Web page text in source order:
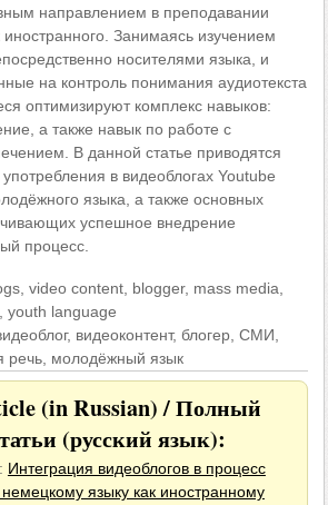
направлением в преподавании
иностранного. Занимаясь изучением
носителями языка, и
на контроль понимания аудиотекста
оптимизируют комплекс навыков:
а также навык по работе с
В данной статье приводятся
в видеоблогах Youtube
языка, а также основных
успешное внедрение
процесс.
video content, blogger, mass media,
youth language
видеоконтент, блогер, СМИ,
речь, молодёжный язык
(in Russian) / Полный
(русский язык):
Интеграция видеоблогов в процесс
языку как иностранному